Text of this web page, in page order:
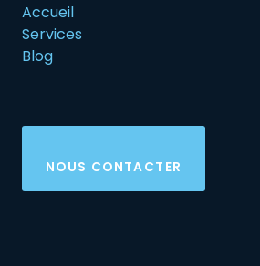
Accueil
Services
Blog
NOUS CONTACTER